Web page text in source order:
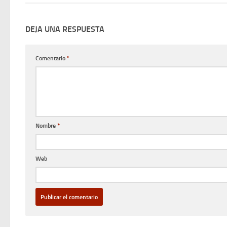
DEJA UNA RESPUESTA
Comentario *
Nombre *
Web